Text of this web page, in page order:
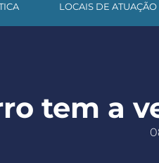
LOCAIS DE ATUAÇÃO
tem a